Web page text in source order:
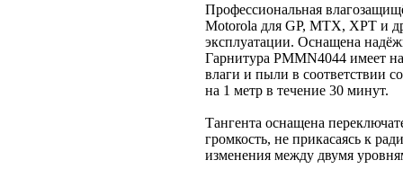
Профессиональная
Motorola для GP, MTX, XPT и
эксплуатации. Оснащена
Гарнитура PMMN4044 имеет
влаги и пыли в соответствии
на 1 метр в течение 30 минут.
Тангента оснащена
громкость, не прикасаясь к
изменения между двумя